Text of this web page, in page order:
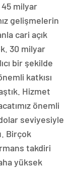
45 milyar
gelişmelerin
cari açık
30 milyar
bir şekilde
katkısı
Hizmet
önemli
seviyesiyle
Birçok
takdiri
yüksek